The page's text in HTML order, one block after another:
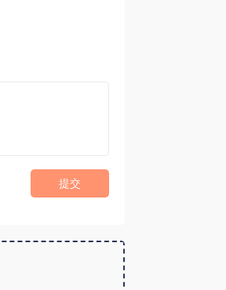
提交